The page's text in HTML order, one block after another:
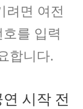
려면 여전
를 입력
합니다.
시작 전